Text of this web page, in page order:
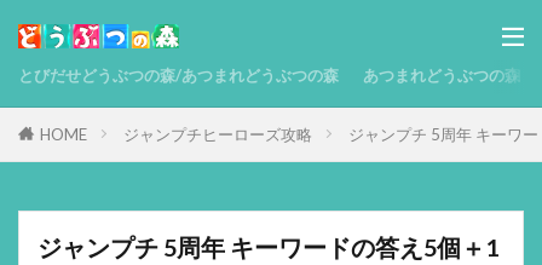
とびだせどうぶつの森/あつまれどうぶつの森 あつまれどうぶつの森
HOME ジャンプチヒーローズ攻略 ジャンプチ 5周年 キーワ
ジャンプチ 5周年 キーワードの答え5個＋1